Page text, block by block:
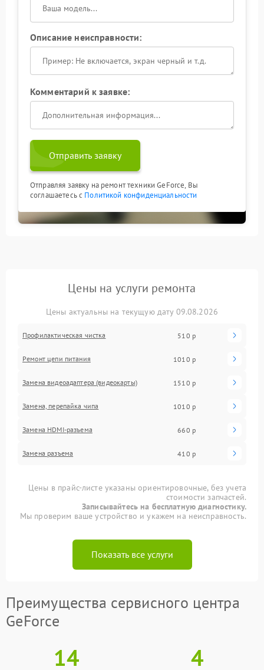
Описание неисправности:
Комментарий к заявке:
Отправить заявку
Отправляя заявку на ремонт техники GeForce, Вы
соглашаетесь с Политикой конфиденциальности
Цены на услуги ремонта
Цены актуальны на текущую дату 09.08.2026
Профилактическая чистка 510 р
Ремонт цепи питания 1010 р
Замена видеоадаптера (видеокарты) 1510 р
Замена, перепайка чипа 1010 р
Замена HDMI-разъема 660 р
Замена разъема 410 р
Цены в прайс-листе указаны ориентировочные, без учета
стоимости запчастей.
Записывайтесь на бесплатную диагностику.
Мы проверим ваше устройство и укажем на неисправность.
Показать все услуги
Преимущества сервисного центра
GeForce
14 4